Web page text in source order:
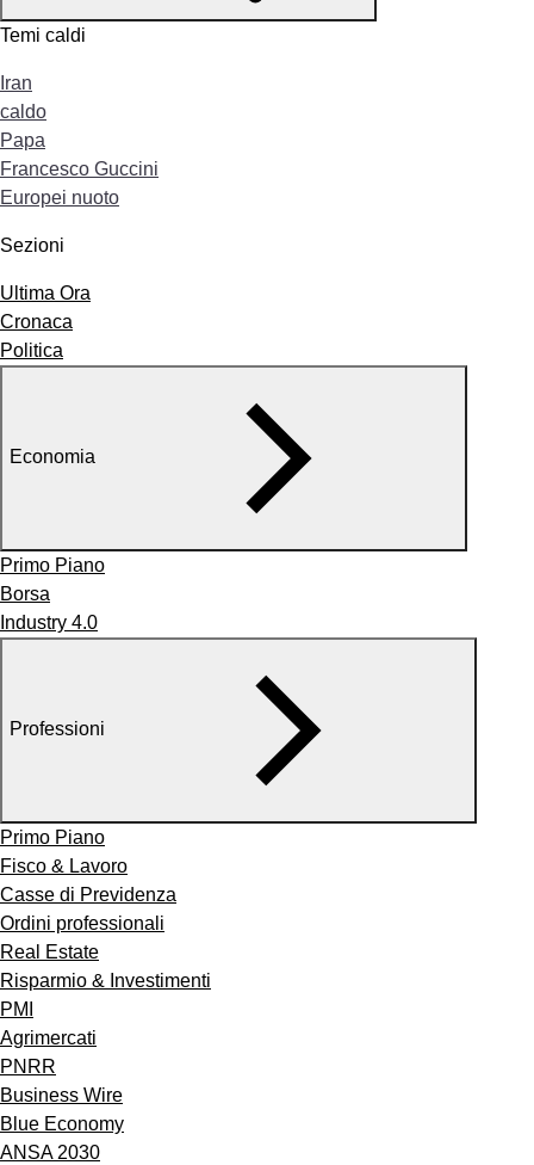
Temi caldi
Iran
caldo
Papa
Francesco Guccini
Europei nuoto
Sezioni
Ultima Ora
Cronaca
Politica
Economia
Primo Piano
Borsa
Industry 4.0
Professioni
Primo Piano
Fisco & Lavoro
Casse di Previdenza
Ordini professionali
Real Estate
Risparmio & Investimenti
PMI
Agrimercati
PNRR
Business Wire
Blue Economy
ANSA 2030